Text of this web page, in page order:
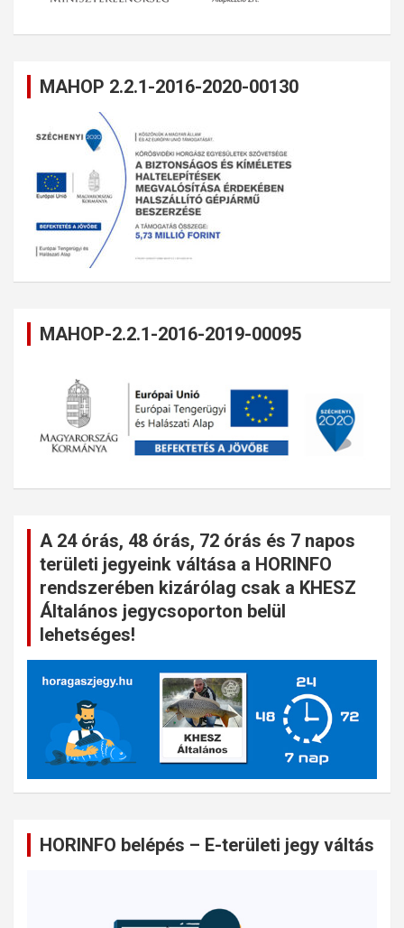
MAHOP 2.2.1-2016-2020-00130
MAHOP-2.2.1-2016-2019-00095
A 24 órás, 48 órás, 72 órás és 7 napos
területi jegyeink váltása a HORINFO
rendszerében kizárólag csak a KHESZ
Általános jegycsoporton belül
lehetséges!
HORINFO belépés – E-területi jegy váltás